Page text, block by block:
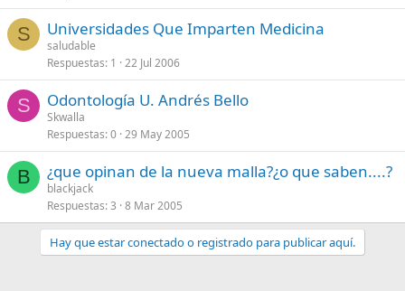
S Universidades Que Imparten Medicina
saludable
Respuestas 1 22 Jul 2006
S Odontología U. Andrés Bello
Skwalla
Respuestas 0 29 May 2005
B ¿que opinan de la nueva malla?¿o que saben....?
blackjack
Respuestas 3 8 Mar 2005
Hay que estar conectado o registrado para publicar aquí.